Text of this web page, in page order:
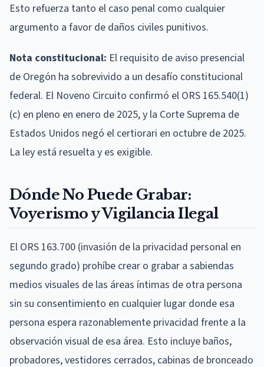
Esto refuerza tanto el caso penal como cualquier
argumento a favor de daños civiles punitivos.
Nota constitucional: El requisito de aviso presencial
de Oregón ha sobrevivido a un desafío constitucional
federal. El Noveno Circuito confirmó el ORS 165.540(1)
(c) en pleno en enero de 2025, y la Corte Suprema de
Estados Unidos negó el certiorari en octubre de 2025.
La ley está resuelta y es exigible.
Dónde No Puede Grabar:
Voyerismo y Vigilancia Ilegal
El ORS 163.700 (invasión de la privacidad personal en
segundo grado) prohíbe crear o grabar a sabiendas
medios visuales de las áreas íntimas de otra persona
sin su consentimiento en cualquier lugar donde esa
persona espera razonablemente privacidad frente a la
observación visual de esa área. Esto incluye baños,
probadores, vestidores cerrados, cabinas de bronceado